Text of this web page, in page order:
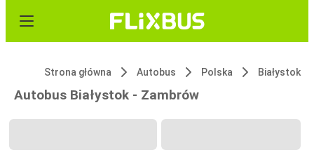
Strona główna Autobus Polska Białystok
Autobus Białystok - Zambrów